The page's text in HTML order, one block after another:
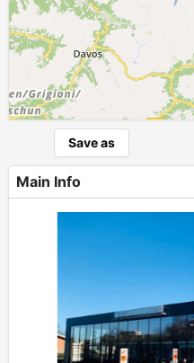
Save as
Main Info